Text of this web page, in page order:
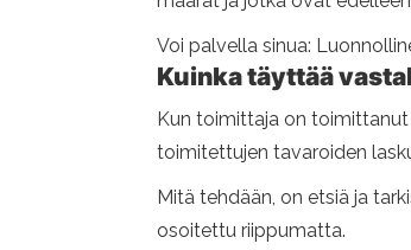
Voi palvella sinua:
Kuinka täyttää
Kun toimittaja on
toimitettujen tavaroiden
Mitä tehdään, on etsiä ja
osoitettu riippumatta.